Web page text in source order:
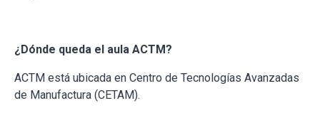
¿Dónde queda el aula ACTM?
ACTM está ubicada en Centro de Tecnologías Avanzadas
de Manufactura (CETAM).